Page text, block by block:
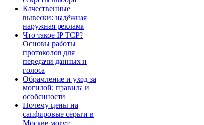
Качественные
вывески: надёжная
наружная реклама
Что такое IP TCP?
Основы работы
протоколов для
передачи данных и
голоса
Обрамление и уход за
могилой: правила и
особенности
Почему цены на
сапфировые серьги в
Москве могут